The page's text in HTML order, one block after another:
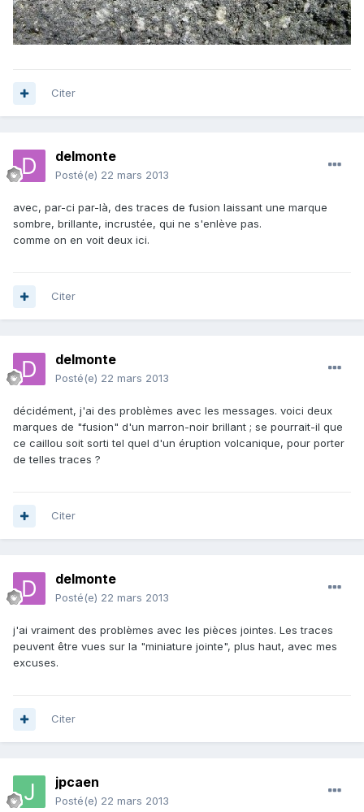
Citer
delmonte
Posté(e) 22 mars 2013
avec, par-ci par-là, des traces de fusion laissant une marque
sombre, brillante, incrustée, qui ne s'enlève pas.
comme on en voit deux ici.
Citer
delmonte
Posté(e) 22 mars 2013
décidément, j'ai des problèmes avec les messages. voici deux
marques de "fusion" d'un marron-noir brillant ; se pourrait-il que
ce caillou soit sorti tel quel d'un éruption volcanique, pour porter
de telles traces ?
Citer
delmonte
Posté(e) 22 mars 2013
j'ai vraiment des problèmes avec les pièces jointes. Les traces
peuvent être vues sur la "miniature jointe", plus haut, avec mes
excuses.
Citer
jpcaen
Posté(e) 22 mars 2013